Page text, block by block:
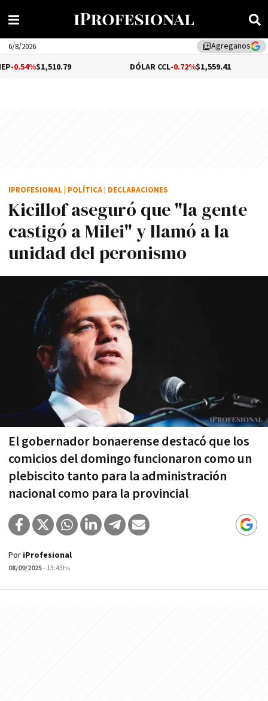
library_addAgreganos
6/8/2026
-0.72%$1,559.41
Kicillof aseguró que "la gente
castigó a Milei" y llamó a la
unidad del peronismo
El gobernador bonaerense destacó que los
comicios del domingo funcionaron como un
plebiscito tanto para la administración
nacional como para la provincial
IPROFESIONAL POLÍTICA DECLARACIONES
Por iProfesional
08/09/2025- 13:43hs